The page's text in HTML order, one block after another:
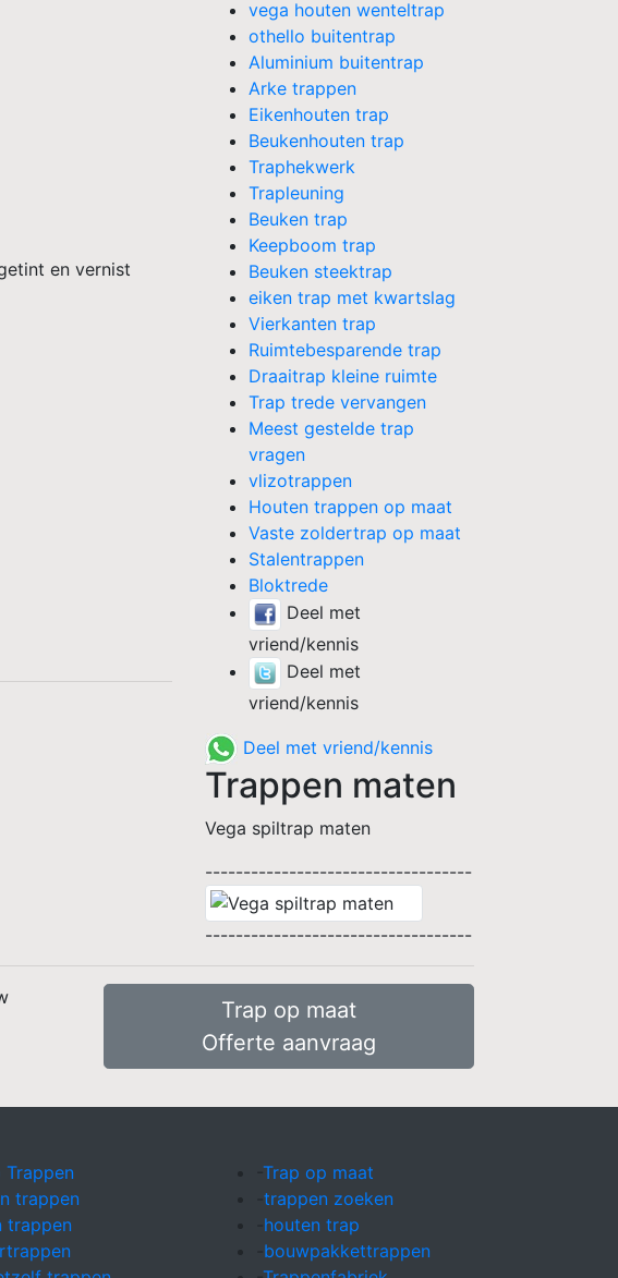
en vernist
vega houten wenteltrap
othello buitentrap
Aluminium buitentrap
Arke trappen
Eikenhouten trap
Beukenhouten trap
Traphekwerk
Trapleuning
Beuken trap
Keepboom trap
Beuken steektrap
eiken trap met kwartslag
Vierkanten trap
Ruimtebesparende trap
Draaitrap kleine ruimte
Trap trede vervangen
Meest gestelde trap
vragen
vlizotrappen
Houten trappen op maat
Vaste zoldertrap op maat
Stalentrappen
Bloktrede
Deel met
vriend/kennis
Deel met
vriend/kennis
Deel met vriend/kennis
Trappen maten
Vega spiltrap maten
-----------------------------------
-----------------------------------
Trap op maat
Offerte aanvraag
Trappen
trappen
trappen
Trap op maat
trappen zoeken
houten trap
bouwpakkettrappen